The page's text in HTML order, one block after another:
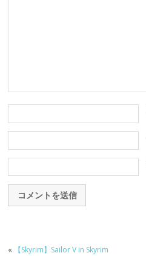
« 【Skyrim】Sailor V in Skyrim